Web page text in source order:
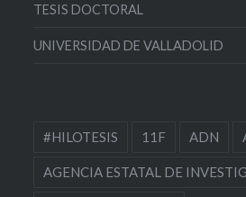
TESIS DOCTORAL
UNIVERSIDAD DE VALLADOLID
#HILOTESIS 11F ADN
AGENCIA ESTATAL DE